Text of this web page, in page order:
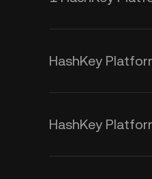
KuCoinは
格更新を提
HashKey
HashKey